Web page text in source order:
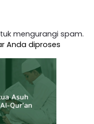
mengurangi spam.
Anda diproses